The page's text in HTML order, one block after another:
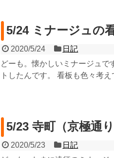
5/24 ミナージュの
2020/5/24
日記
どーも。懐かしいミナージュで
トしたんです。 看板も色々考
5/23 寺町（京極通
2020/5/23
日記